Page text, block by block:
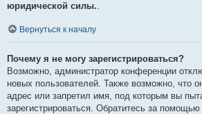
юридической силы..
Вернуться к началу
Почему я не могу зарегистрироваться?
Возможно, администратор конференции
новых пользователей. Также возможно, что
адрес или запретил имя, под которым вы
зарегистрироваться. Обратитесь за